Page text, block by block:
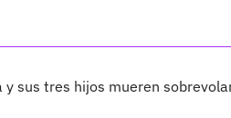
sus tres hijos mueren